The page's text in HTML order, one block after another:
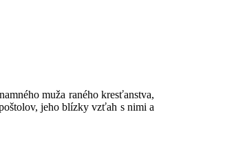
muža raného kresťanstva,
jeho blízky vzťah s nimi a